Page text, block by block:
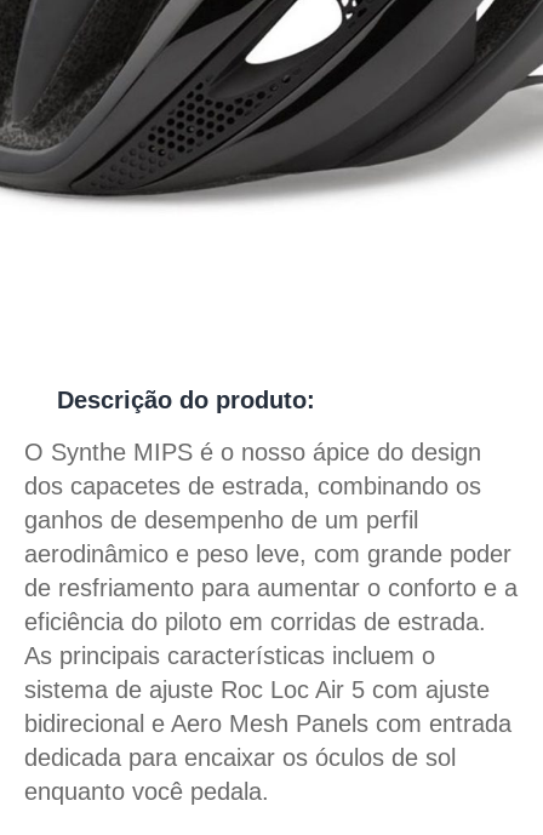
Descrição do produto:
O Synthe MIPS é o nosso ápice do design
dos capacetes de estrada, combinando os
ganhos de desempenho de um perfil
aerodinâmico e peso leve, com grande poder
de resfriamento para aumentar o conforto e a
eficiência do piloto em corridas de estrada.
As principais características incluem o
sistema de ajuste Roc Loc Air 5 com ajuste
bidirecional e Aero Mesh Panels com entrada
dedicada para encaixar os óculos de sol
enquanto você pedala.